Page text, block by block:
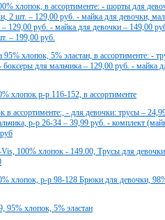
хлопок, в ассортименте: - шорты для
2 шт. – 129,00 руб. - майка для девочки,
129,00 руб. - майка для девочки – 149,00
– 199,00 руб.
95% хлопок, 5% эластан, в ассортименте: -
боксеры для мальчика – 129,00 руб. - майка
хлопок р-р 116-152, в ассортименте
в ассортименте:, - для девочки: трусы –
р-р 26-34 – 39,99 руб. - комплект
100% хлопок - 149.00, Трусы для
хлопок, р-р 98-128 Брюки для девочки,
95% хлопок, 5% эластан